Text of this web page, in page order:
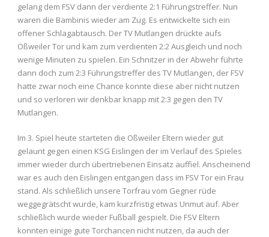
gelang dem FSV dann der verdiente 2:1 Führungstreffer. Nun
waren die Bambinis wieder am Zug. Es entwickelte sich ein
offener Schlagabtausch. Der TV Mutlangen drückte aufs
Oßweiler Tor und kam zum verdienten 2:2 Ausgleich und noch
wenige Minuten zu spielen. Ein Schnitzer in der Abwehr führte
dann doch zum 2:3 Führungstreffer des TV Mutlangen, der FSV
hatte zwar noch eine Chance konnte diese aber nicht nutzen
und so verloren wir denkbar knapp mit 2:3 gegen den TV
Mutlangen.
Im 3. Spiel heute starteten die Oßweiler Eltern wieder gut
gelaunt gegen einen KSG Eislingen der im Verlauf des Spieles
immer wieder durch übertriebenen Einsatz auffiel. Anscheinend
war es auch den Eislingen entgangen dass im FSV Tor ein Frau
stand. Als schließlich unsere Torfrau vom Gegner rüde
weggegrätscht wurde, kam kurzfristig etwas Unmut auf. Aber
schließlich wurde wieder Fußball gespielt. Die FSV Eltern
konnten einige gute Torchancen nicht nutzen, da auch der